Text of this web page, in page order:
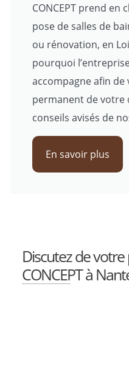
CONCEPT prend en
pose de salles de
ou rénovation, en
pourquoi
accompagne afin
permanent de votre
conseils avisés de
En savoir plus
Discutez de
CONCEPT à